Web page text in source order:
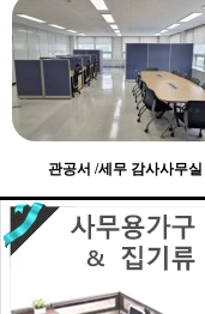
관공서 /세무 감사사무실